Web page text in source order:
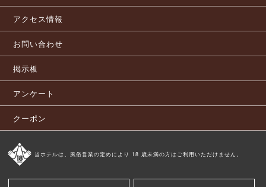
アクセス情報
お問い合わせ
掲示板
アンケート
クーポン
当ホテルは、風俗営業の定めにより 18 歳未満の方はご利用いただけません。